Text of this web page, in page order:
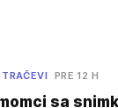
PRE 12 H
sa